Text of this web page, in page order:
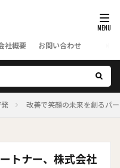
社概要 お問い合わせ
改善で笑顔の未来を創るパ
トナー、株式会社